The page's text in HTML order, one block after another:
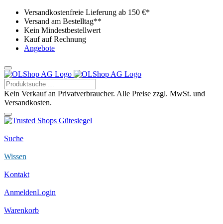
Versandkostenfreie Lieferung ab 150 €*
Versand am Bestelltag**
Kein Mindestbestellwert
Kauf auf Rechnung
Angebote
Kein Verkauf an Privatverbraucher. Alle Preise zzgl. MwSt. und
Versandkosten.
Suche
Wissen
Kontakt
AnmeldenLogin
Warenkorb